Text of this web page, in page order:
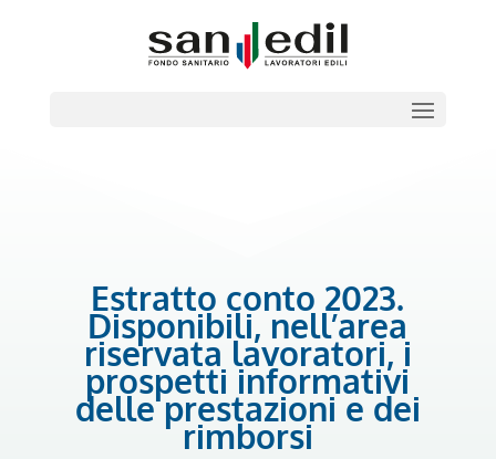
Estratto conto 2023.
Disponibili, nell’area
riservata lavoratori, i
prospetti informativi
delle prestazioni e dei
rimborsi